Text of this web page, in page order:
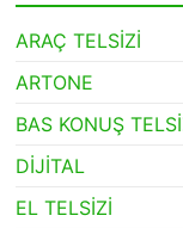
ARAÇ TELSİZİ
ARTONE
BAS KONUŞ
DİJİTAL
EL TELSİZİ